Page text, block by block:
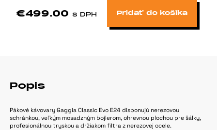
€499.00 s DPH Pridať do košíka
Popis
Pákové kávovary Gaggia Classic Evo E24 disponujú nerezovou
schránkou, veľkým mosadzným bojlerom, ohrevnou plochou pre šálky,
profesionálnou tryskou a držiakom filtra z nerezovej ocele.